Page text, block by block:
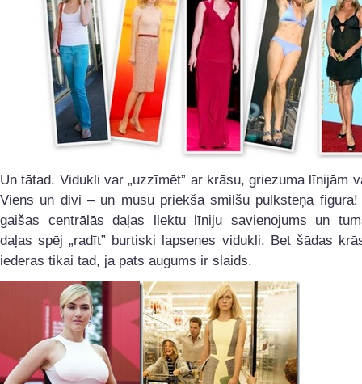
Un tātad. Vidukli var „uzzīmēt” ar krāsu, griezuma līnijām
Viens un divi – un mūsu priekšā smilšu pulksteņa figūra!
gaišas centrālās daļas liektu līniju savienojums un
daļas spēj „radīt” burtiski lapsenes vidukli. Bet šādas
iederas tikai tad, ja pats augums ir slaids.